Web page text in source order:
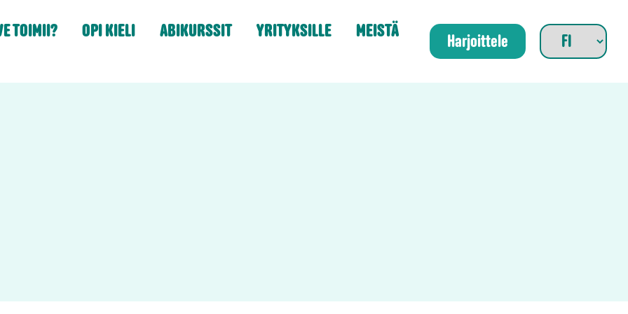
TOIMII? OPI KIELI ABIKURSSIT YRITYKSILLE
MEISTÄ
Harjoittele